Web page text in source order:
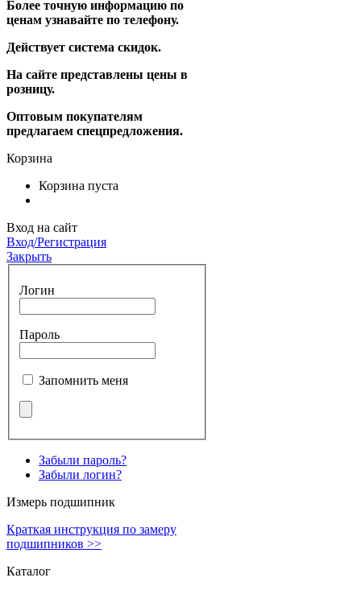
Более точную информацию по
ценам узнавайте по телефону.
Действует система скидок.
На сайте представлены цены в
розницу.
Оптовым покупателям
предлагаем спецпредложения.
Корзина
Корзина пуста
Вход на сайт
Вход/Регистрация
Закрыть
Логин
Пароль
Запомнить меня
Забыли пароль?
Забыли логин?
Измерь подшипник
Краткая инструкция по замеру
подшипников >>
Каталог